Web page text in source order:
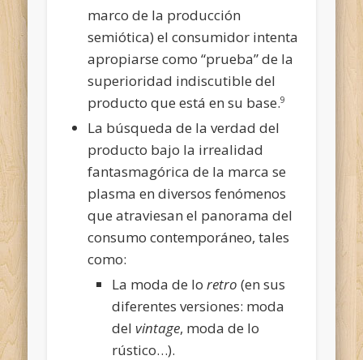
marco de la producción
semiótica) el consumidor intenta
apropiarse como “prueba” de la
superioridad indiscutible del
producto que está en su base.9
La búsqueda de la verdad del
producto bajo la irrealidad
fantasmagórica de la marca se
plasma en diversos fenómenos
que atraviesan el panorama del
consumo contemporáneo, tales
como:
La moda de loretro (en sus
diferentes versiones: moda
delvintage, moda de lo
rústico…).